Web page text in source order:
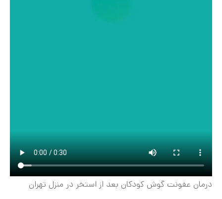
درمان عفونت گوش کودکان بعد از استخر در منزل تهران